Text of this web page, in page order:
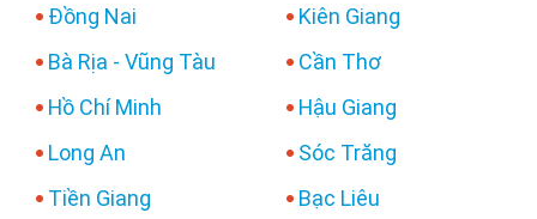
Đồng Nai
Bà Rịa - Vũng Tàu
Hồ Chí Minh
Long An
Tiền Giang
Kiên Giang
Cần Thơ
Hậu Giang
Sóc Trăng
Bạc Liêu